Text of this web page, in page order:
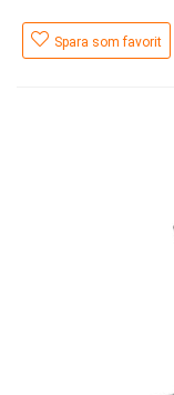
Spara som favorit